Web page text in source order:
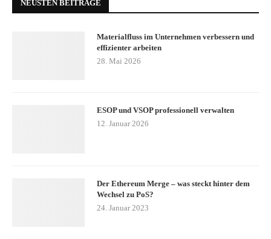
NEUSTEN BEITRÄGE
Materialfluss im Unternehmen verbessern und
effizienter arbeiten
28. Mai 2026
ESOP und VSOP professionell verwalten
12. Januar 2026
Der Ethereum Merge – was steckt hinter dem
Wechsel zu PoS?
24. Januar 2023